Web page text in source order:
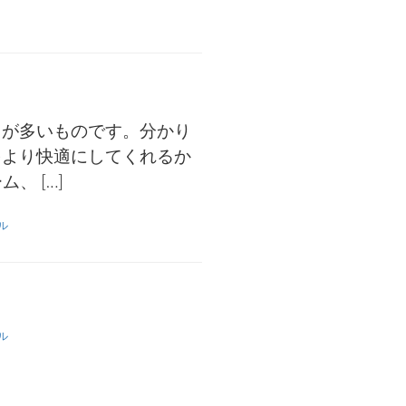
多いものです。分かり
り快適にしてくれるか
、 […]